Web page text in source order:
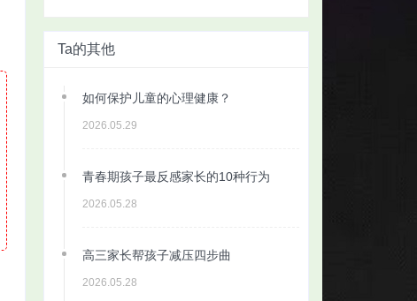
Ta的其他
如何保护儿童的心理健康？
2026.05.29
青春期孩子最反感家长的10种行为
2026.05.28
高三家长帮孩子减压四步曲
2026.05.28